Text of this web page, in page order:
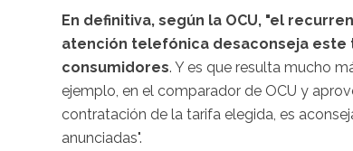
En definitiva, según la OCU, "el
atención telefónica desaconseja este
consumidores. Y es que resulta mucho
ejemplo, en el comparador de OCU y
contratación de la tarifa elegida, es
anunciadas".